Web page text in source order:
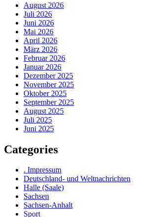
August 2026
Juli 2026
Juni 2026
Mai 2026
April 2026
März 2026
Februar 2026
Januar 2026
Dezember 2025
November 2025
Oktober 2025
September 2025
August 2025
Juli 2025
Juni 2025
Categories
. Impressum
Deutschland- und Weltnachrichten
Halle (Saale)
Sachsen
Sachsen-Anhalt
Sport